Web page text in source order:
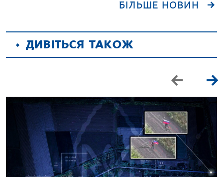
БІЛЬШЕ НОВИН
ДИВІТЬСЯ ТАКОЖ